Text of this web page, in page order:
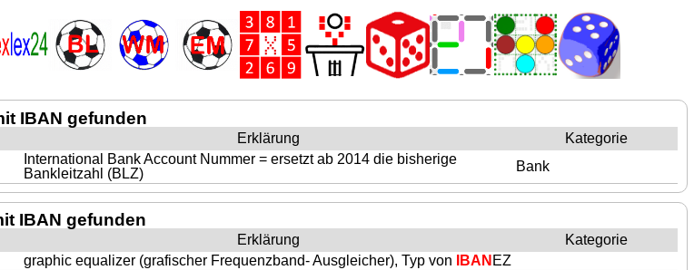
IBAN gefunden
Erklärung
Kategorie
International Bank Account Nummer = ersetzt ab 2014 die bisherige
Bankleitzahl (BLZ)
Bank
IBAN gefunden
Erklärung
Kategorie
graphic equalizer (grafischer Frequenzband- Ausgleicher), Typ von IBAN EZ